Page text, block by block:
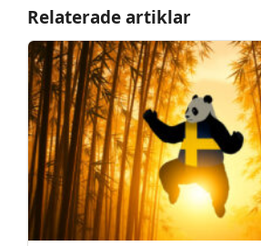
Relaterade artiklar